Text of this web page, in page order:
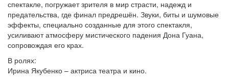
спектакле, погружает зрителя в мир страсти, надежд и
предательства, где финал предрешён. Звуки, биты и шумовые
эффекты, специально созданные для этого спектакля,
усиливают атмосферу мистического падения Дона Гуана,
сопровождая его крах.
В ролях:
Ирина Якубенко – актриса театра и кино.